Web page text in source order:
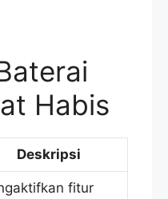
Habis
Deskripsi
fitur